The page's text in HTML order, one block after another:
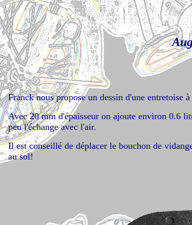
Franck nous propose un dessin d'une entretoise
Avec 20 mm d'épaisseur on ajoute environ 0.6
peu l'échange avec l'air.
Il est conseillé de déplacer le bouchon de
au sol!